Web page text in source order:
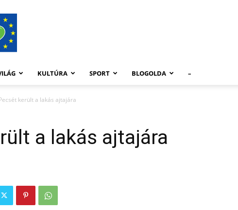
KULTÚRA SPORT BLOGOLDA –
került a lakás ajtajára
a lakás ajtajára